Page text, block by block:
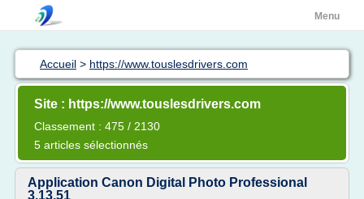
Menu
Accueil > https://www.touslesdrivers.com
Site : https://www.touslesdrivers.com
Classement : 475 / 2130
5 articles sélectionnés
Application Canon Digital Photo Professional
3.13.51